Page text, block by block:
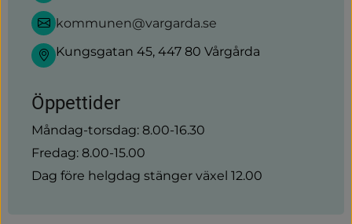
kommunen@vargarda.se
Kungsgatan 45, 447 80 Vårgårda
Öppettider
Måndag-torsdag: 8.00-16.30
Fredag: 8.00-15.00
Dag före helgdag stänger växel 12.00